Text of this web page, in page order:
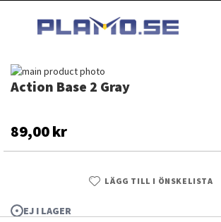
INNEHÅLLET
Action Base 2 Gray
89,00 kr
LÄGG TILL I ÖNSKELISTA
EJ I LAGER
Hoppa
till
bildgalleriet
Hoppa
av
bildgalleriet